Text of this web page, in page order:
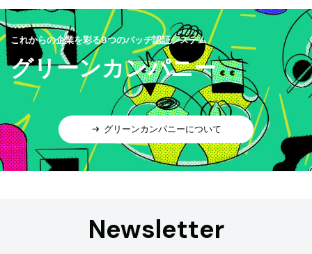
これからの企業を彩る9つのバッヂ認証システム
グリーンカンパニー
グリーンカンパニーについて
Newsletter